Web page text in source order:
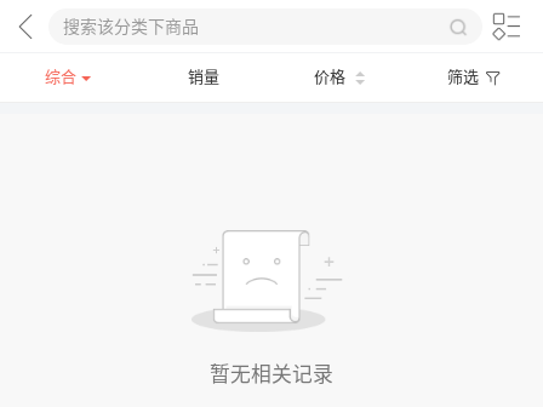
综合 销量 价格 筛选
暂无相关记录